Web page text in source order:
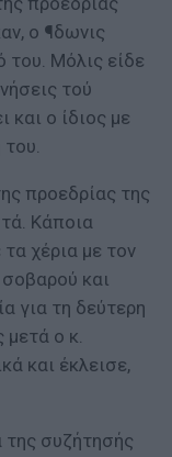
ο ¶δωνις
του. Μόλις είδε
τού
και ο ίδιος με
προεδρίας της
Κάποια
χέρια με τον
και
για τη δεύτερη
μετά ο κ.
και έκλεισε,
της συζήτησής